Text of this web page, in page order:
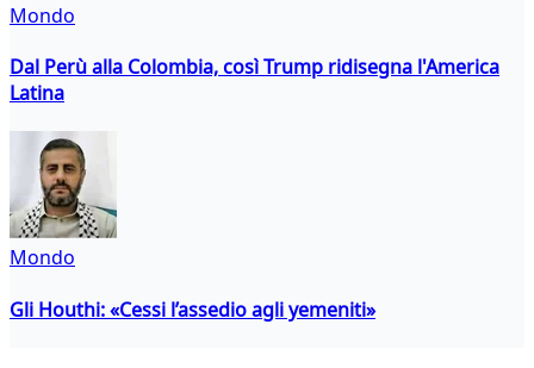
Mondo
Dal Perù alla Colombia, così Trump ridisegna l'America
Latina
Mondo
Gli Houthi: «Cessi l’assedio agli yemeniti»